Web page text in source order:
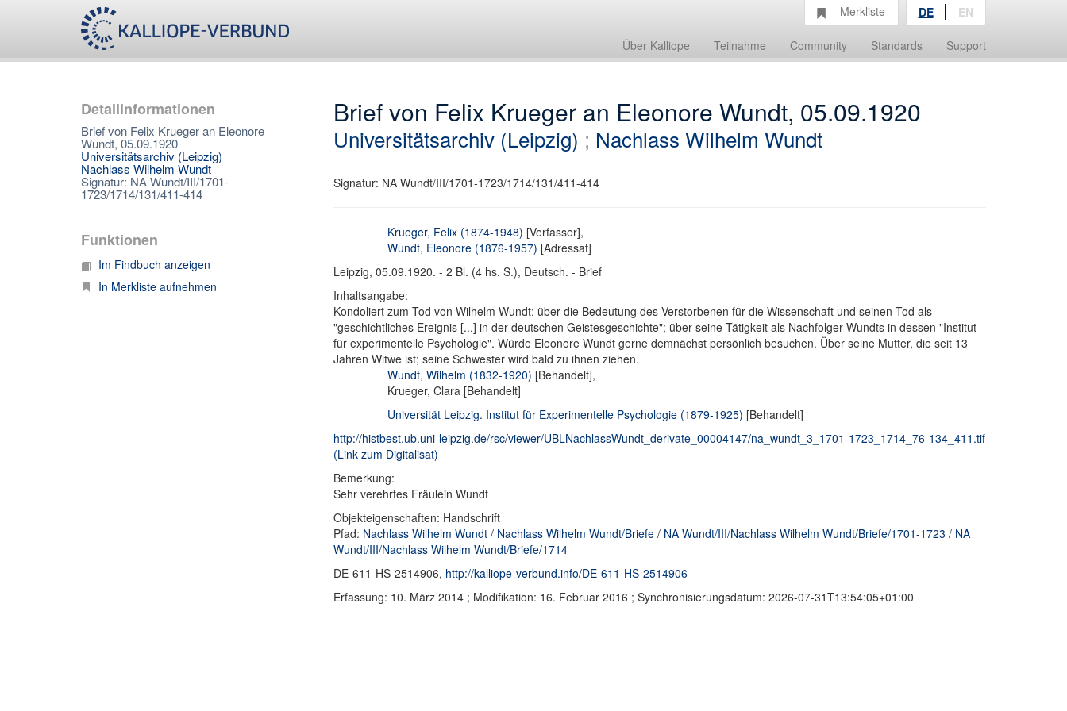
Über Kalliope Teilnahme Community Standards Support
Merkliste DE EN
Detailinformationen
Brief von Felix Krueger an Eleonore
Wundt, 05.09.1920
Universitätsarchiv (Leipzig)
Nachlass Wilhelm Wundt
Signatur: NA Wundt/III/1701-
1723/1714/131/411-414
Funktionen
Im Findbuch anzeigen
In Merkliste aufnehmen
Brief von Felix Krueger an Eleonore Wundt, 05.09.1920
Universitätsarchiv (Leipzig) ; Nachlass Wilhelm Wundt
Signatur: NA Wundt/III/1701-1723/1714/131/411-414
Krueger, Felix (1874-1948) [Verfasser],
Wundt, Eleonore (1876-1957) [Adressat]
Leipzig, 05.09.1920. - 2 Bl. (4 hs. S.), Deutsch. - Brief
Inhaltsangabe:
Kondoliert zum Tod von Wilhelm Wundt; über die Bedeutung des Verstorbenen für die Wissenschaft und seinen Tod als
"geschichtliches Ereignis [...] in der deutschen Geistesgeschichte"; über seine Tätigkeit als Nachfolger Wundts in dessen "Institut
für experimentelle Psychologie". Würde Eleonore Wundt gerne demnächst persönlich besuchen. Über seine Mutter, die seit 13
Jahren Witwe ist; seine Schwester wird bald zu ihnen ziehen.
Wundt, Wilhelm (1832-1920) [Behandelt],
Krueger, Clara [Behandelt]
Universität Leipzig. Institut für Experimentelle Psychologie (1879-1925) [Behandelt]
http://histbest.ub.uni-leipzig.de/rsc/viewer/UBLNachlassWundt_derivate_00004147/na_wundt_3_1701-1723_1714_76-134_411.tif
(Link zum Digitalisat)
Bemerkung:
Sehr verehrtes Fräulein Wundt
Objekteigenschaften: Handschrift
Pfad: Nachlass Wilhelm Wundt/ Nachlass Wilhelm Wundt/Briefe/ NA Wundt/III/Nachlass Wilhelm Wundt/Briefe/1701-1723 / NA
Wundt/III/Nachlass Wilhelm Wundt/Briefe/1714
DE-611-HS-2514906, http://kalliope-verbund.info/DE-611-HS-2514906
Erfassung: 10. März 2014 ; Modifikation: 16. Februar 2016 ; Synchronisierungsdatum: 2026-07-31T13:54:05+01:00